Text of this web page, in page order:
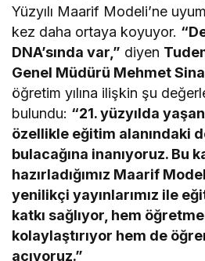
Yüzyılı Maarif Modeli’ne
kez daha ortaya koyuyor.
DNA’sında var,” diyen
Genel Müdürü Mehmet
öğretim yılına ilişkin şu
bulundu: “21. yüzyılda
özellikle eğitim alanındaki
bulacağına inanıyoruz. Bu
hazırladığımız Maarif
yenilikçi yayınlarımız ile
katkı sağlıyor, hem
kolaylaştırıyor hem de
açıyoruz.”